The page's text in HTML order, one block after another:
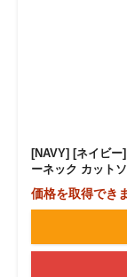
[NAVY] [ネイビー
ーネック カット
価格を取得でき